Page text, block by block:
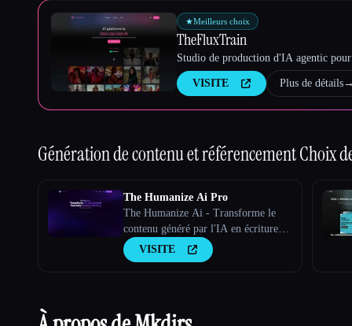
★Meilleurs choix
TheFluxTrain
Studio de production d'IA agentic pour
VISITE Plus de détails→
Génération de contenu et référencementChoix
The Humanize Ai Pro
The Humanize Ai - Transforme le
contenu généré par l'IA en écriture
humaine
VISITE